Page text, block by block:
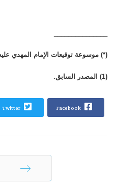
(*) موسوعة توقيعات الإمام المهدي
(1) المصدر السابق.